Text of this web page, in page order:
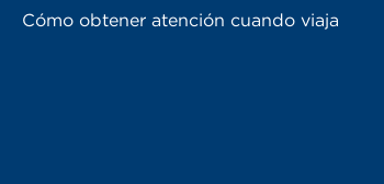
Cómo obtener atención cuando viaja